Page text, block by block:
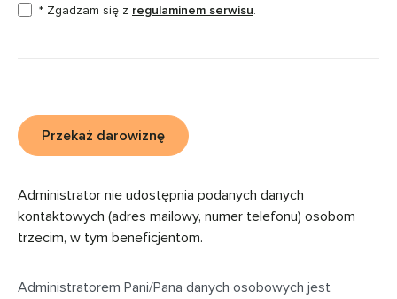
* Zgadzam się z regulaminem serwisu.
Przekaż darowiznę
Administrator nie udostępnia podanych danych
kontaktowych (adres mailowy, numer telefonu) osobom
trzecim, w tym beneficjentom.
Administratorem Pani/Pana danych osobowych jest